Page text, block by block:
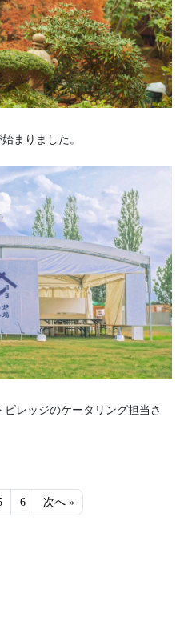
まりました。
レッジのケータリング担当さ
6 次へ »